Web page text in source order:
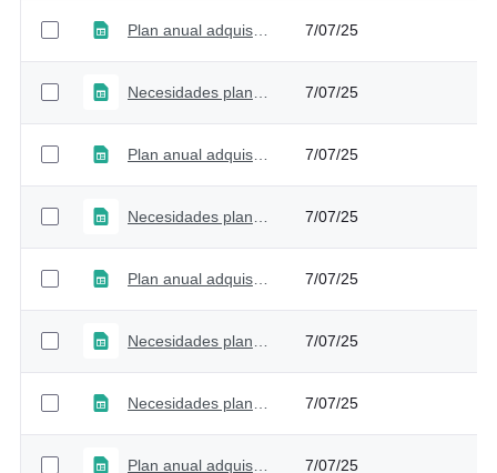
Plan anual adquisiciones - Versión 4 7/07/25
7/07/25
Plan anual adquisiciones - Versión 3 7/07/25
7/07/25
Plan anual adquisiciones - Versión 2 7/07/25
7/07/25
7/07/25
Plan anual adquisiciones - Versión 1 7/07/25